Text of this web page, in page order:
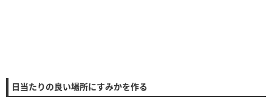
日当たりの良い場所にすみかを作る